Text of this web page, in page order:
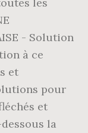
- Solution
à ce
et
pour
et
la